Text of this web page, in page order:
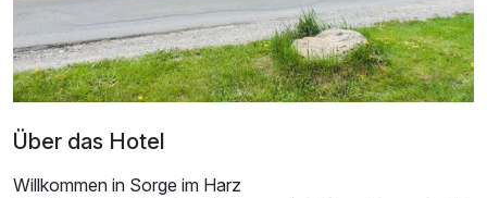
Über das Hotel
Willkommen in Sorge im Harz